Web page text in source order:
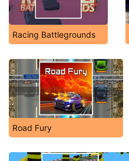
Racing Battlegrounds
Road Fury